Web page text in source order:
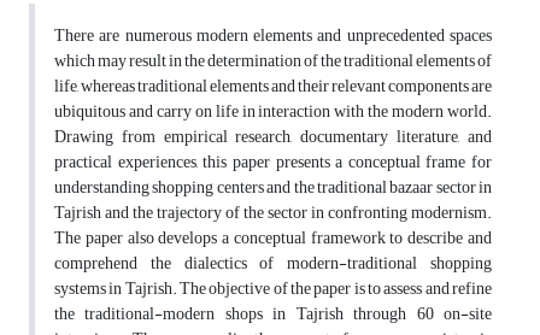
There are numerous modern elements and unprecedented spaces
which may result in the determination of the traditional elements of
life, whereas traditional elements and their relevant components are
ubiquitous and carry on life in interaction with the modern world.
Drawing from empirical research, documentary literature, and
practical experiences, this paper presents a conceptual frame for
understanding shopping centers and the traditional bazaar sector in
Tajrish and the trajectory of the sector in confronting modernism.
The paper also develops a conceptual framework to describe and
comprehend the dialectics of modern-traditional shopping
systems in Tajrish. The objective of the paper is to assess and refine
the traditional-modern shops in Tajrish through 60 on-site